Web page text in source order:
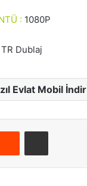
: 1080P
TR Dublaj
Evlat Mobil İndir
Reddit E-Posta ile paylaş